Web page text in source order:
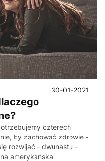
30-01-2021
czterech
by zachować zdrowie -
rozwijać - dwunastu –
amerykańska